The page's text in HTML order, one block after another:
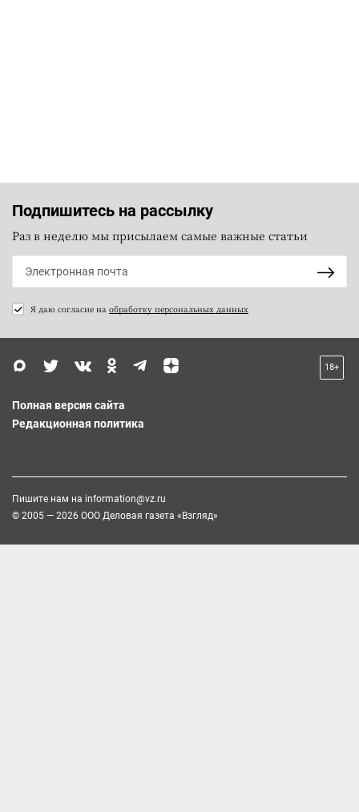
Подпишитесь на рассылку
Раз в неделю мы присылаем самые важные статьи
Я даю согласие на обработку персональных данных
18+
Полная версия сайта
Редакционная политика
Пишите нам на information@vz.ru
© 2005 — 2026 ООО Деловая газета «Взгляд»